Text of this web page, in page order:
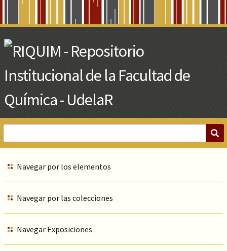
Main
Content
Navegar por los elementos
Navegar por las colecciones
Navegar Exposiciones